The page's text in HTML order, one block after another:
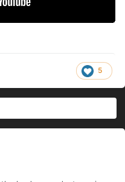
5